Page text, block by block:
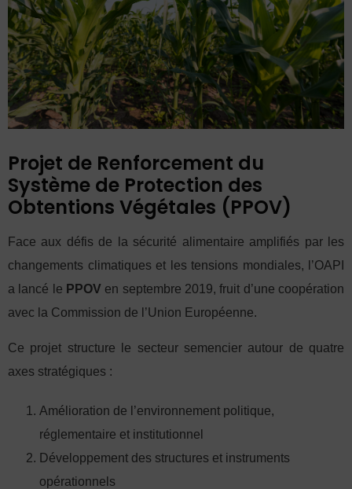
Projet de Renforcement du
Système de Protection des
Obtentions Végétales (PPOV)
Face aux défis de la sécurité alimentaire amplifiés par les
changements climatiques et les tensions mondiales, l’OAPI
a lancé le PPOV en septembre 2019, fruit d’une coopération
avec la Commission de l’Union Européenne.
Ce projet structure le secteur semencier autour de quatre
axes stratégiques :
Amélioration de l’environnement politique,
réglementaire et institutionnel
Développement des structures et instruments
opérationnels